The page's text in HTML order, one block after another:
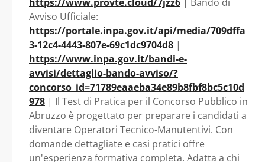
riserva di n. 4 posti a
favore delle Forze
armate, ai sensi degli
articoli 1014 e 678
del decreto
Teramo
Avviso Ufficiale:
https://portale.inpa.gov.it/api/media/709dffa
3-12c4-4443-807e-69c1dc9704d8 |
https://www.inpa.gov.it/bandi-e-
avvisi/dettaglio-bando-avviso/?
concorso_id=71789eaaeba34e89b8fbf8bc5c10d
978 | Il Test di Pratica per il Concorso Pubblico in
Abruzzo è progettato per preparare i candidati a
diventare Operatori Tecnico-Manutentivi. Con
domande dettagliate e casi pratici offre
un'esperienza formativa completa. Adatta a chi